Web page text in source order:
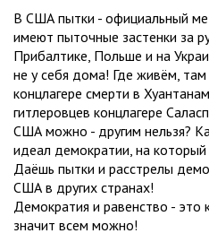
В США пытки - официальный
имеют пыточные застенки за
Прибалтике, Польше и на
не у себя дома! Где живём,
концлагере смерти в
гитлеровцев концлагере
США можно - другим нельзя?
идеал демократии, на
Даёшь пытки и расстрелы
США в других странах!
Демократия и равенство -
значит всем можно!